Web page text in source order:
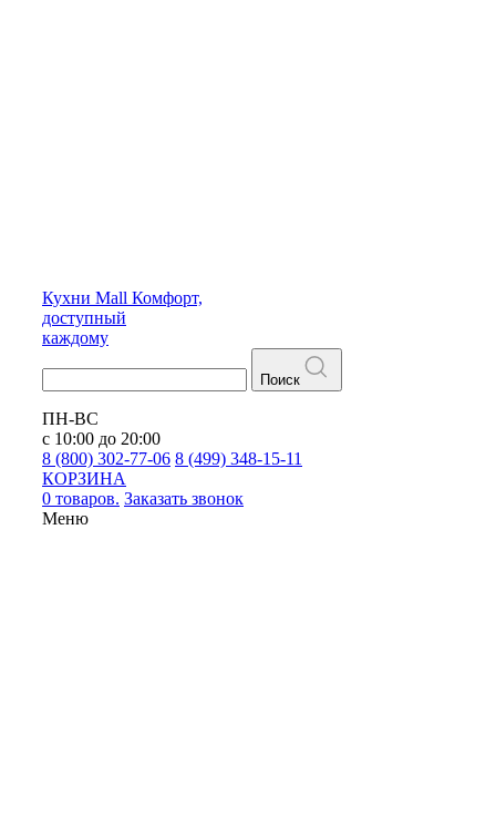
Кухни Mall Комфорт,
доступный
каждому
Поиск
ПН-ВС
с 10:00 до 20:00
8 (800) 302-77-06 8 (499) 348-15-11
КОРЗИНА
0 товаров. Заказать звонок
Меню